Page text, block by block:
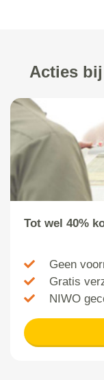
Acties
Tot wel 40%
Geen
Gratis
NIWO